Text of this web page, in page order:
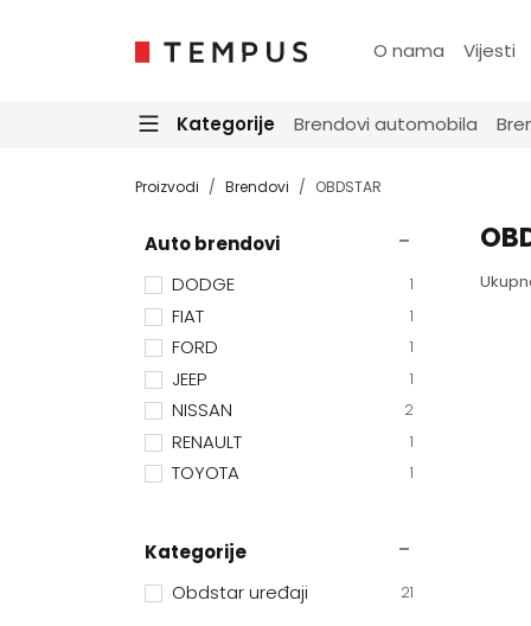
O nama Vijesti
Kategorije Brendovi automobila
Proizvodi Brendovi OBDSTAR
Auto brendovi
DODGE
1
FIAT 1
FORD 1
JEEP 1
NISSAN 2
RENAULT 1
TOYOTA 1
Kategorije
Obdstar uređaji
21